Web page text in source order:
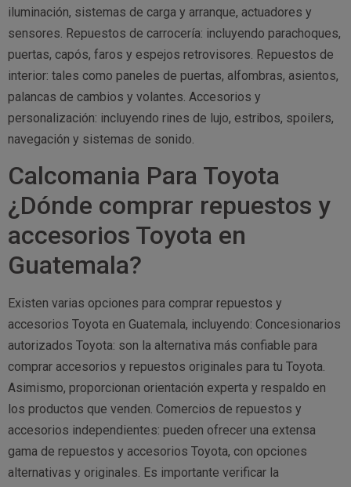
iluminación, sistemas de carga y arranque, actuadores y
sensores. Repuestos de carrocería: incluyendo parachoques,
puertas, capós, faros y espejos retrovisores. Repuestos de
interior: tales como paneles de puertas, alfombras, asientos,
palancas de cambios y volantes. Accesorios y
personalización: incluyendo rines de lujo, estribos, spoilers,
navegación y sistemas de sonido.
Calcomania Para Toyota
¿Dónde comprar repuestos y
accesorios Toyota en
Guatemala?
Existen varias opciones para comprar repuestos y
accesorios Toyota en Guatemala, incluyendo: Concesionarios
autorizados Toyota: son la alternativa más confiable para
comprar accesorios y repuestos originales para tu Toyota.
Asimismo, proporcionan orientación experta y respaldo en
los productos que venden. Comercios de repuestos y
accesorios independientes: pueden ofrecer una extensa
gama de repuestos y accesorios Toyota, con opciones
alternativas y originales. Es importante verificar la